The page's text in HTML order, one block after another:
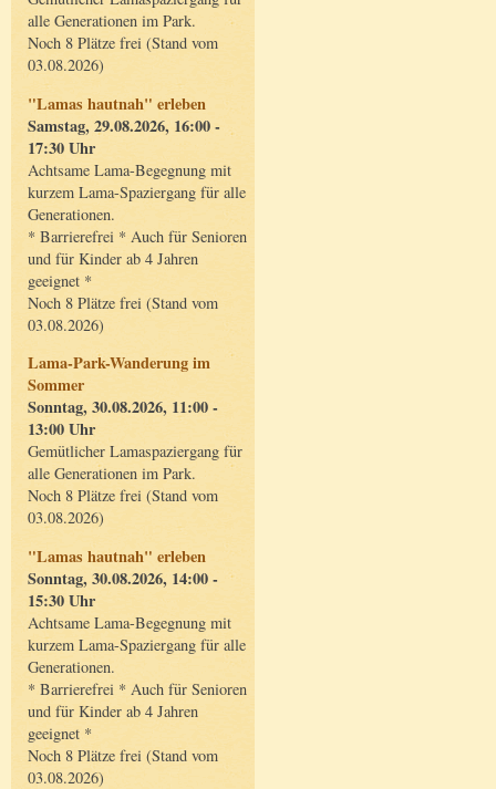
alle Generationen im Park.
Noch 8 Plätze frei (Stand vom
03.08.2026)
"Lamas hautnah" erleben
Samstag, 29.08.2026, 16:00 -
17:30 Uhr
Achtsame Lama-Begegnung mit
kurzem Lama-Spaziergang für alle
Generationen.
* Barrierefrei * Auch für Senioren
und für Kinder ab 4 Jahren
geeignet *
Noch 8 Plätze frei (Stand vom
03.08.2026)
Lama-Park-Wanderung im
Sommer
Sonntag, 30.08.2026, 11:00 -
13:00 Uhr
Gemütlicher Lamaspaziergang für
alle Generationen im Park.
Noch 8 Plätze frei (Stand vom
03.08.2026)
"Lamas hautnah" erleben
Sonntag, 30.08.2026, 14:00 -
15:30 Uhr
Achtsame Lama-Begegnung mit
kurzem Lama-Spaziergang für alle
Generationen.
* Barrierefrei * Auch für Senioren
und für Kinder ab 4 Jahren
geeignet *
Noch 8 Plätze frei (Stand vom
03.08.2026)